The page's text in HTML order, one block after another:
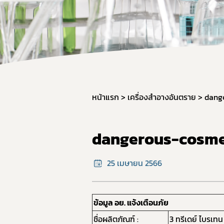
หน้าแรก เครื่องสำอางอันตราย
dangerous-
25 เมษายน 2566
ข้อมูล อย. แจ้งเตือนภัย
ชื่อผลิตภัณฑ์ :
3 ทรีเดย์ ไบรเท